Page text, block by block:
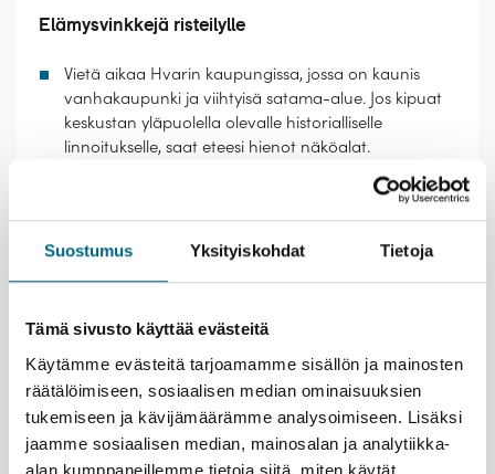
Suostumus Yksityiskohdat Tietoja
Tämä sivusto käyttää evästeitä
Käytämme evästeitä tarjoamamme sisällön ja mainosten
räätälöimiseen, sosiaalisen median ominaisuuksien
tukemiseen ja kävijämäärämme analysoimiseen. Lisäksi
jaamme sosiaalisen median, mainosalan ja analytiikka-
alan kumppaneillemme tietoja siitä, miten käytät
Elämysvinkkejä risteilylle
Vietä aikaa Hvarin kaupungissa, jossa on kaunis
vanhakaupunki ja viihtyisä satama-alue. Jos kipuat
keskustan yläpuolella olevalle historialliselle
linnoitukselle, saat eteesi hienot näköalat.
Koe rauhallisempi Venetsia. Sivuuta päänähtävyydet
ja suuntaa kulkusi vähän sivummalle – lumoavia
kanaaleita, siltoja ja rakennuksia on kaikkialla.
Poikkea välipalalle sivukadun pystybaariin, jossa
uimarantoja on monen reitille osuvan
satamakaupungin lähellä. Esimerkiksi Splitissä on
useampikin uimaranta kävelymatkan päässä
vanhastakaupungista; suositulle Bačvice-rannalle
on matkaa noin kilometri.